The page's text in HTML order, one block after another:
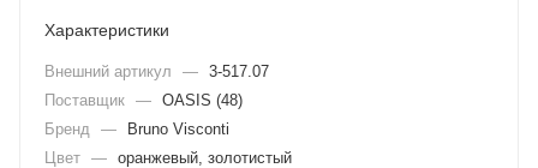
Характеристики
Внешний артикул — 3-517.07
Поставщик — OASIS (48)
Бренд
—
Bruno Visconti
Цвет — оранжевый, золотистый